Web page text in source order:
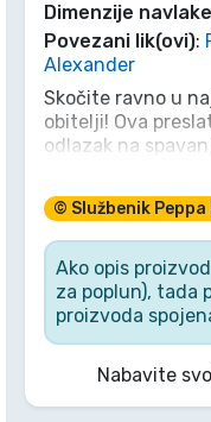
Dimenzije
Povezani lik(ovi):
Alexander
Skočite ravno u
obitelji! Ova
odlazak na
George spremni
nježnog pamuka,
kod kuće.
obitelji svaka je
© Službenik
Ako opis
za poplun), tada
proizvoda
Nabavite